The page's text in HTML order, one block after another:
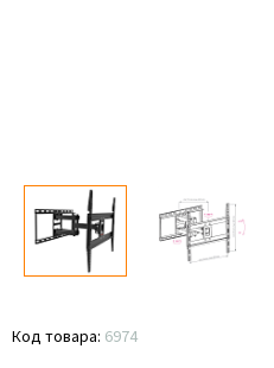
Код товара: 6974